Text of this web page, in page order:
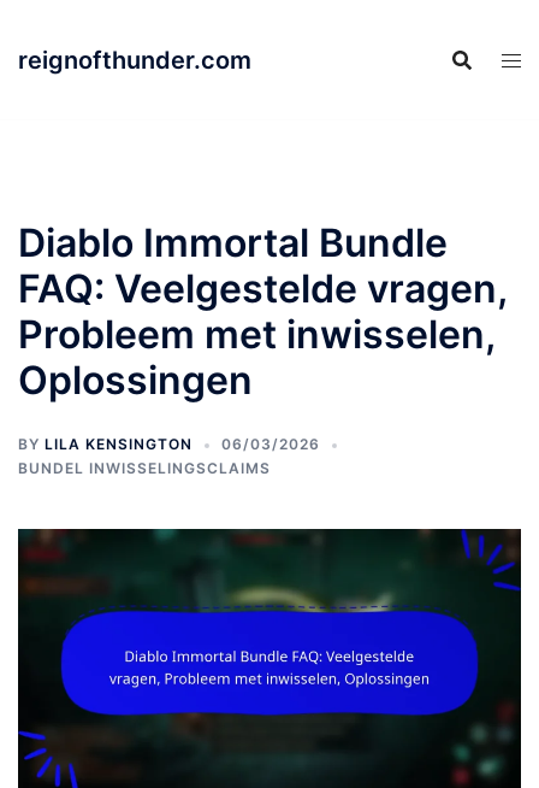
content
reignofthunder.com
Diablo Immortal Bundle
FAQ: Veelgestelde vragen,
Probleem met inwisselen,
Oplossingen
BY LILA KENSINGTON
06/03/2026
BUNDEL INWISSELINGSCLAIMS